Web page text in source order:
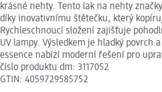
krásné nehty. Tento lak na nehty
díky inovativnímu štětečku, který
Rychleschnoucí složení zajišťuje
UV lampy. Výsledkem je hladký povrch
essence nabízí moderní řešení pro
číslo produktu dm: 3117052
GTIN: 4059729585752